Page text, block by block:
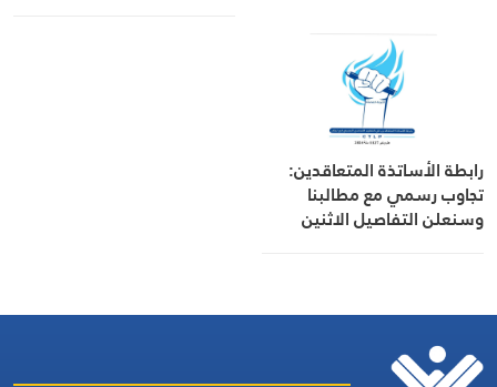
رابطة الأساتذة المتعاقدين:
تجاوب رسمي مع مطالبنا
وسنعلن التفاصيل الاثنين